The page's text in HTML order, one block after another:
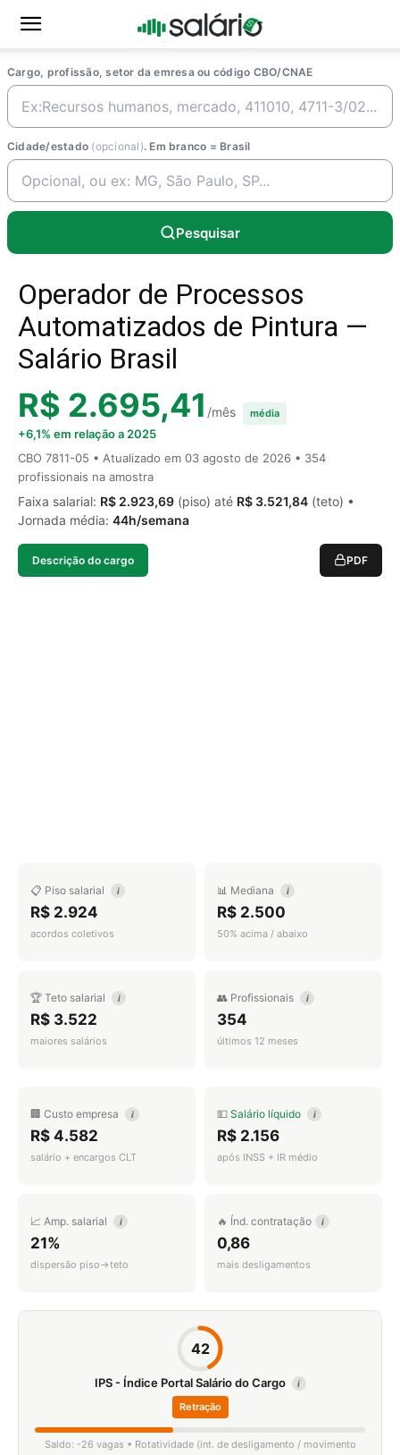
Cargo, profissão, setor da emresa ou código CBO/CNAE
Cidade/estado (opcional). Em branco = Brasil
Pesquisar
Operador de Processos
Automatizados de Pintura —
Salário Brasil
R$ 2.695,41 /mês média
+6,1% em relação a 2025
CBO 7811-05 • Atualizado em 03 agosto de 2026 • 354
profissionais na amostra
Faixa salarial: R$ 2.923,69 (piso) até R$ 3.521,84 (teto) •
Jornada média: 44h/semana
Descrição do cargo PDF
📋 Piso salarial i
R$ 2.924
acordos coletivos
📊 Mediana i
R$ 2.500
50% acima / abaixo
🏆 Teto salarial i
R$ 3.522
maiores salários
👥 Profissionais i
354
últimos 12 meses
🏢 Custo empresa i
R$ 4.582
salário + encargos CLT
💵 Salário líquido i
R$ 2.156
após INSS + IR médio
📈 Amp. salarial i
21%
dispersão piso→teto
🔥 Índ. contratação i
0,86
mais desligamentos
42
IPS - Índice Portal Salário do Cargo i
Retração
Saldo: -26 vagas • Rotatividade (int. de desligamento / movimento